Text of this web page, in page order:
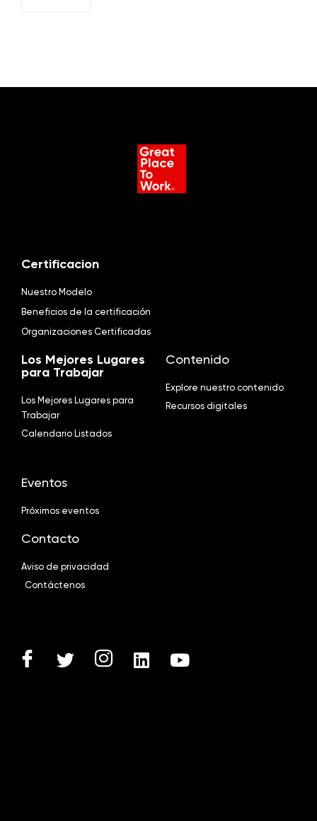
EN
Certificacion
Nuestro Modelo
Beneficios de la certificación
Organizaciones Certificadas
Los Mejores Lugares
para Trabajar
Los Mejores Lugares para
Trabajar
Calendario Listados
Contenido
Explore nuestro contenido
Recursos digitales
Eventos
Próximos eventos
Contacto
Aviso de privacidad
Contáctenos